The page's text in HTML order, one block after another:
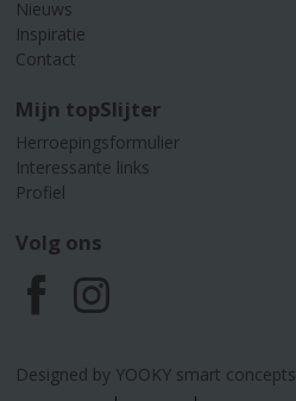
Nieuws
Inspiratie
Contact
Mijn topSlijter
Herroepingsformulier
Interessante links
Profiel
Volg ons
F
a
I
n
Designed by YOOKY smart concepts